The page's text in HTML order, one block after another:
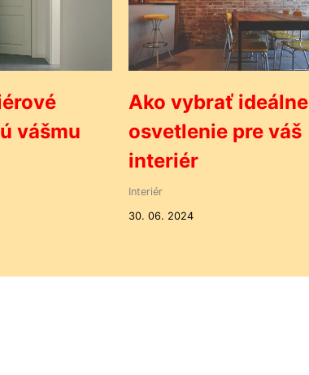
vášmu
Ako vybrať ideálne
osvetlenie pre váš
interiér
Interiér
30. 06. 2024